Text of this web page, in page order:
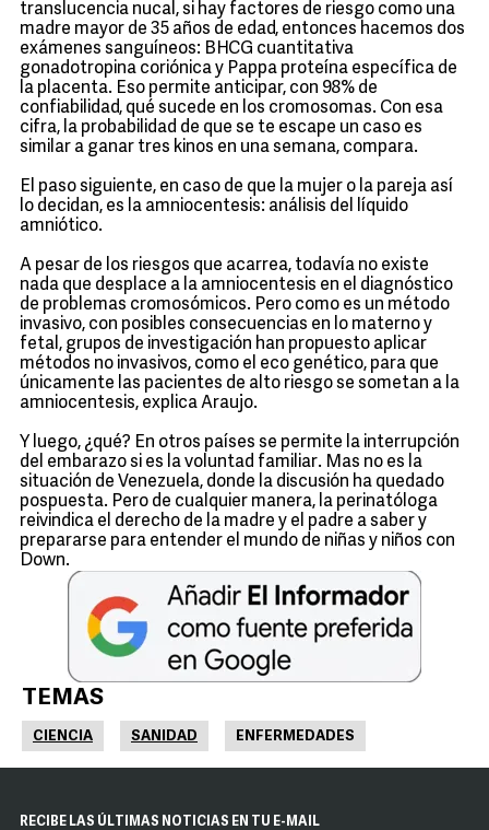
translucencia nucal, si hay factores de riesgo como una
madre mayor de 35 años de edad, entonces hacemos dos
exámenes sanguíneos: BHCG cuantitativa
gonadotropina coriónica y Pappa proteína específica de
la placenta. Eso permite anticipar, con 98% de
confiabilidad, qué sucede en los cromosomas. Con esa
cifra, la probabilidad de que se te escape un caso es
similar a ganar tres kinos en una semana, compara.
El paso siguiente, en caso de que la mujer o la pareja así
lo decidan, es la amniocentesis: análisis del líquido
amniótico.
A pesar de los riesgos que acarrea, todavía no existe
nada que desplace a la amniocentesis en el diagnóstico
de problemas cromosómicos. Pero como es un método
invasivo, con posibles consecuencias en lo materno y
fetal, grupos de investigación han propuesto aplicar
métodos no invasivos, como el eco genético, para que
únicamente las pacientes de alto riesgo se sometan a la
amniocentesis, explica Araujo.
Y luego, ¿qué? En otros países se permite la interrupción
del embarazo si es la voluntad familiar. Mas no es la
situación de Venezuela, donde la discusión ha quedado
pospuesta. Pero de cualquier manera, la perinatóloga
reivindica el derecho de la madre y el padre a saber y
prepararse para entender el mundo de niñas y niños con
Down.
TEMAS
CIENCIA SANIDAD ENFERMEDADES
RECIBE LAS ÚLTIMAS NOTICIAS EN TU E-MAIL